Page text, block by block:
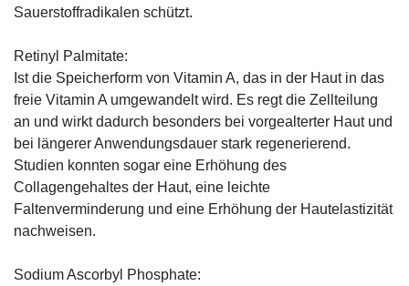
Sauerstoffradikalen schützt.
Retinyl Palmitate:
Ist die Speicherform von Vitamin A, das in der Haut in das
freie Vitamin A umgewandelt wird. Es regt die Zellteilung
an und wirkt dadurch besonders bei vorgealterter Haut und
bei längerer Anwendungsdauer stark regenerierend.
Studien konnten sogar eine Erhöhung des
Collagengehaltes der Haut, eine leichte
Faltenverminderung und eine Erhöhung der Hautelastizität
nachweisen.
Sodium Ascorbyl Phosphate: